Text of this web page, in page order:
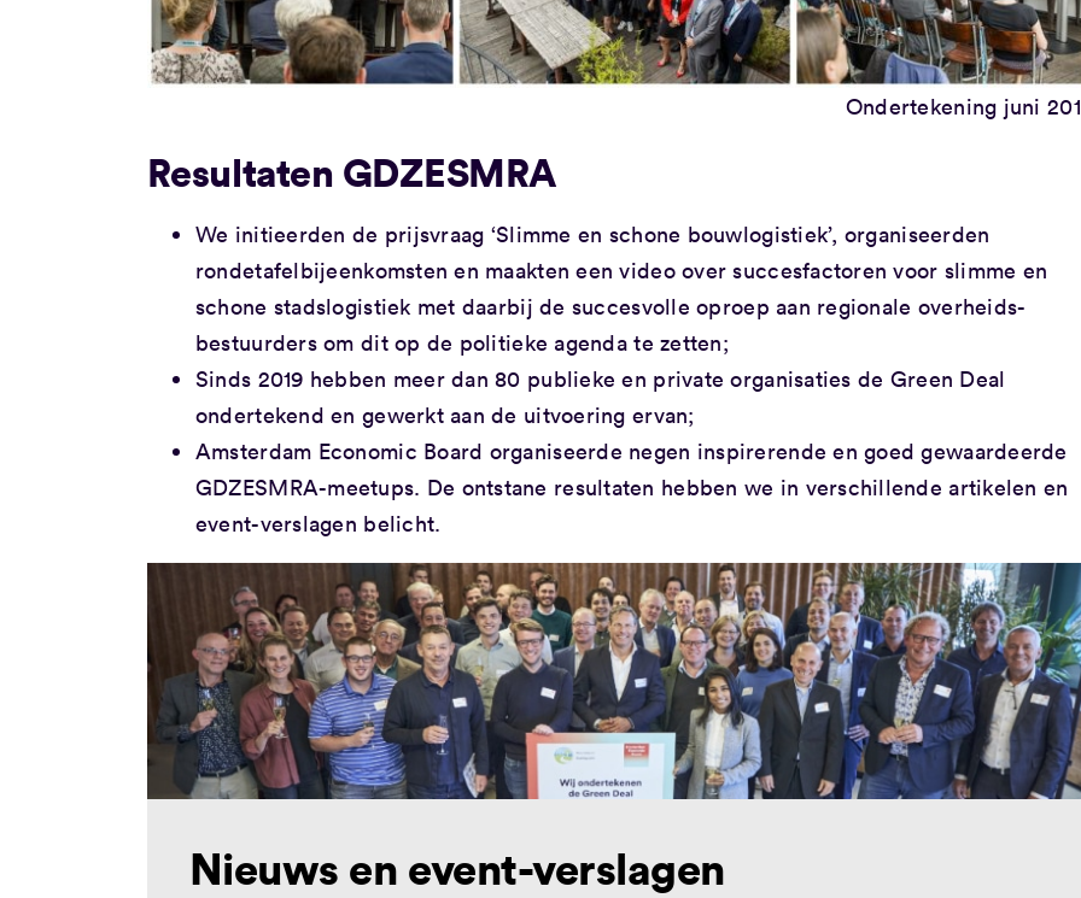
Ondertekening juni
Resultaten GDZESMRA
We initieerden de prijsvraag ‘Slimme en schone bouwlogistiek’, organiseerden
rondetafelbijeenkomsten en maakten een video over succesfactoren voor slimme en
schone stadslogistiek met daarbij de succesvolle oproep aan regionale overheids-
bestuurders om dit op de politieke agenda te zetten;
Sinds 2019 hebben meer dan 80 publieke en private organisaties de Green Deal
ondertekend en gewerkt aan de uitvoering ervan;
Amsterdam Economic Board organiseerde negen inspirerende en goed gewaardeerde
GDZESMRA-meetups. De ontstane resultaten hebben we in verschillende artikelen en
event-verslagen belicht.
Nieuws en event-verslagen